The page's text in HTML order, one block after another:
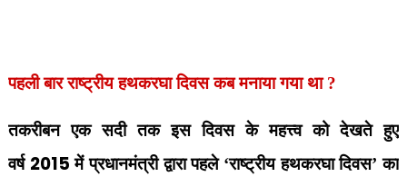
पहली बार राष्‍ट्रीय हथकरघा दिवस कब मनाया गया था ?
तकरीबन एक सदी तक इस दिवस के महत्त्व को देखते हुए
वर्ष 2015 में प्रधानमंत्री द्वारा पहले ‘राष्ट्रीय हथकरघा दिवस’ का